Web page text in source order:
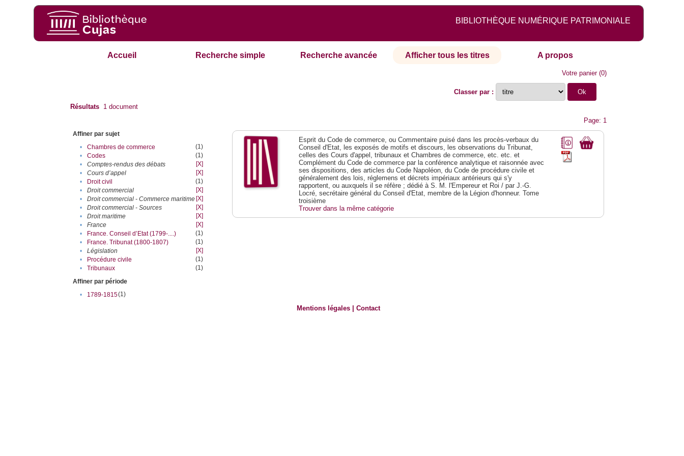
BIBLIOTHÈQUE NUMÉRIQUE PATRIMONIALE
Accueil Recherche simple Recherche avancée Afficher tous les titres A propos
Votre panier(0)
Classer par :
Résultats 1 document
Page: 1
Affiner par sujet
•
Chambres de commerce
(1)
•
Codes
(1)
•
Comptes-rendus des débats
[X]
•
Cours d’appel
[X]
•
Droit civil
(1)
•
Droit commercial
[X]
•
Droit commercial - Commerce maritime [X]
•
Droit commercial - Sources
[X]
•
Droit maritime
[X]
•
France
[X]
•
France. Conseil d’Etat (1799-....)
(1)
•
France. Tribunat (1800-1807)
(1)
•
Législation
[X]
•
Procédure civile
(1)
•
Tribunaux
(1)
Affiner par période
•
1789-1815(1)
Esprit du Code de commerce, ou Commentaire puisé dans les procès-verbaux du
Conseil d'Etat, les exposés de motifs et discours, les observations du Tribunat,
celles des Cours d'appel, tribunaux et Chambres de commerce, etc. etc. et
Complément du Code de commerce par la conférence analytique et raisonnée avec
ses dispositions, des articles du Code Napoléon, du Code de procédure civile et
généralement des lois, réglemens et décrets impériaux antérieurs qui s'y
rapportent, ou auxquels il se réfère ; dédié à S. M. l'Empereur et Roi / par J.-G.
Locré, secrétaire général du Conseil d'Etat, membre de la Légion d'honneur. Tome
troisième
Trouver dans la même catégorie
Mentions légales |Contact